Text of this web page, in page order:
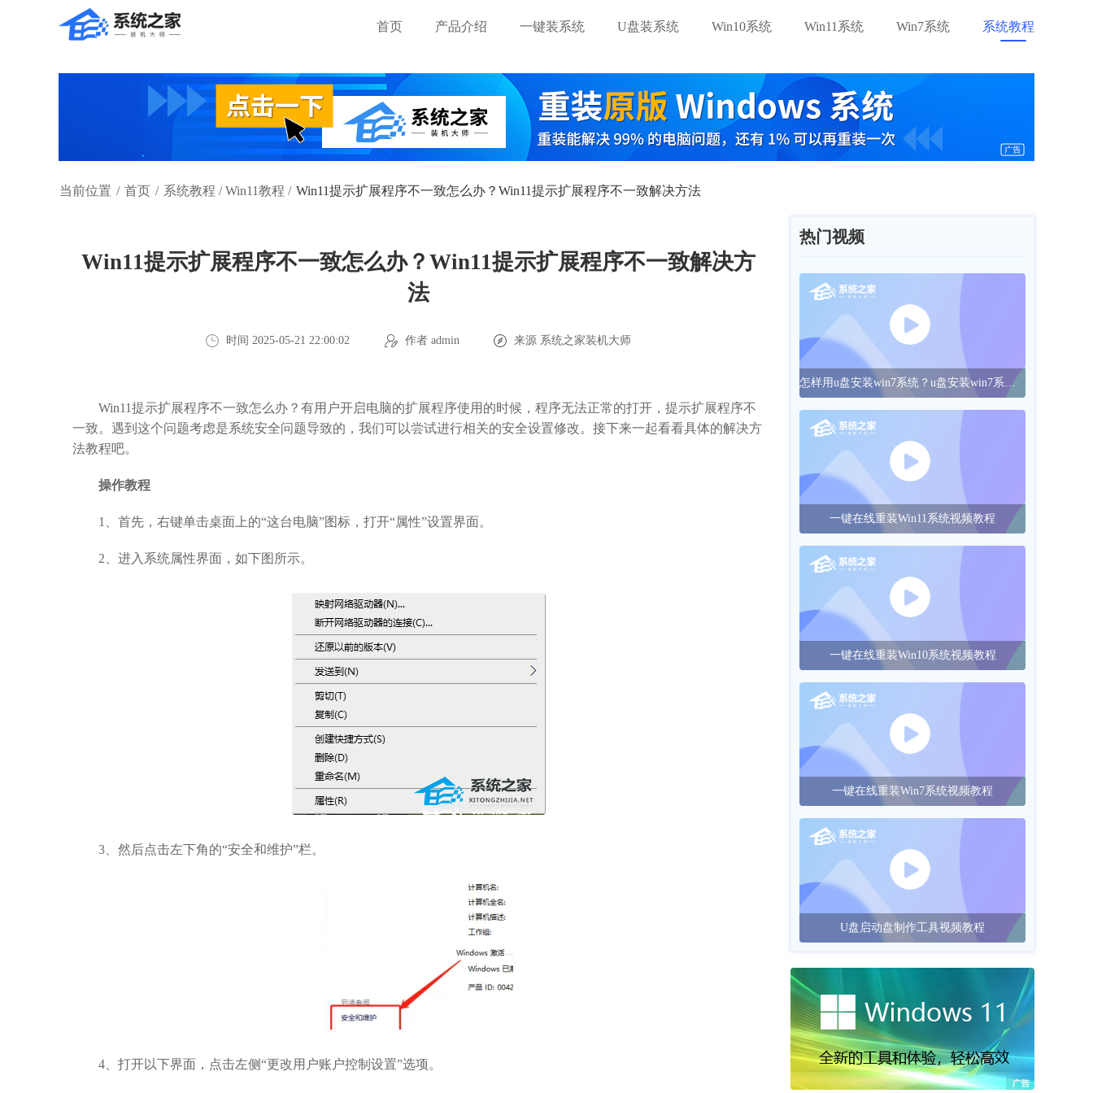
首页 产品介绍 一键装系统 U盘装系统 Win10系统 Win11系统 Win7系统 系统教程
当前位置 / 首页 / 系统教程 /Win11教程 / Win11提示扩展程序不一致怎么办？Win11提示扩展程序不一致解决方法
Win11提示扩展程序不一致怎么办？Win11提示扩展程序不一致解决方
法
时间 2025-05-21 22:00:02 作者 admin 来源 系统之家装机大师
Win11提示扩展程序不一致怎么办？有用户开启电脑的扩展程序使用的时候，程序无法正常的打开，提示扩展程序不
一致。遇到这个问题考虑是系统安全问题导致的，我们可以尝试进行相关的安全设置修改。接下来一起看看具体的解决方
法教程吧。
操作教程
1、首先，右键单击桌面上的“这台电脑”图标，打开“属性”设置界面。
2、进入系统属性界面，如下图所示。
3、然后点击左下角的“安全和维护”栏。
4、打开以下界面，点击左侧“更改用户账户控制设置”选项。
热门视频
怎样用u盘安装win7系统？u盘安装win7系统的操作方法
一键在线重装Win11系统视频教程
一键在线重装Win10系统视频教程
一键在线重装Win7系统视频教程
U盘启动盘制作工具视频教程